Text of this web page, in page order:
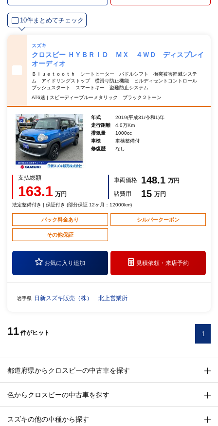
10件まとめてチェック
スズキ
クロスビー ＨＹＢＲＩＤ ＭＸ ４ＷＤ ディスプレイ
オーディオ
Ｂｌｕｅｔｏｏｔｈ シートヒーター パドルシフト 衝突被害軽減システ
ム アイドリングストップ 横滑り防止機能 ヒルディセントコントロール
プッシュスタート スマートキー 盗難防止システム
AT6速 | スピーディーブルーメタリック ブラック２トーン
年式
2019(平成31/令和1)年
走行距離
4.0万Km
排気量
1000cc
車検
車検整備付
修復歴
なし
支払総額
163.1 万円
車両価格 148.1 万円
諸費用
15 万円
法定整備付き | 保証付き (部分保証 12ヶ月：12000km)
パック料金あり シルバークーポン
その他保証
お気に入り追加 見積依頼・来店予約
岩手県 日新スズキ販売（株） 北上営業所
11 件がヒット 1
都道府県からクロスビーの中古車を探す
色からクロスビーの中古車を探す
スズキの他の車種から探す